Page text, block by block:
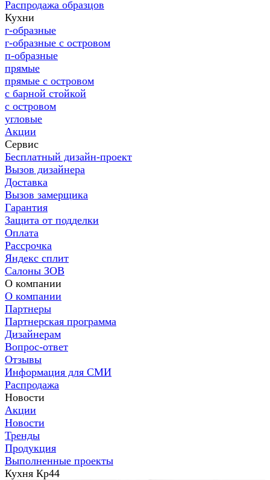
Распродажа образцов
Кухни
г-образные
г-образные с островом
п-образные
прямые
прямые с островом
с барной стойкой
с островом
угловые
Акции
Сервис
Бесплатный дизайн-проект
Вызов дизайнера
Доставка
Вызов замерщика
Гарантия
Защита от подделки
Оплата
Рассрочка
Яндекс сплит
Салоны ЗОВ
О компании
О компании
Партнеры
Партнерская программа
Дизайнерам
Вопрос-ответ
Отзывы
Информация для СМИ
Распродажа
Новости
Акции
Новости
Тренды
Продукция
Выполненные проекты
Кухня Кр44